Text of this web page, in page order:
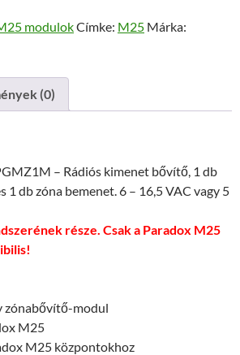
modulokCímke: M25 Márka:
(0)
– Rádiós kimenet bővítő, 1 db
1 db zóna bemenet. 6 – 16,5 VAC vagy 5
része. Csak a Paradox M25
zónabővítő-modul
M25
M25 központokhoz